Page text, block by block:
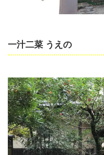
一汁二菜 うえの